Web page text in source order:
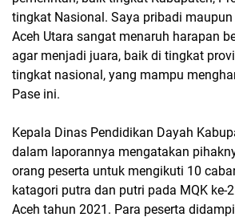
tingkat Nasional. Saya pribadi
Aceh Utara sangat menaruh harapan
agar menjadi juara, baik di tingkat
tingkat nasional, yang mampu
Pase ini.
Kepala Dinas Pendidikan Dayah
dalam laporannya mengatakan
orang peserta untuk mengikuti 10
katagori putra dan putri pada MQK ke-
Aceh tahun 2021. Para peserta